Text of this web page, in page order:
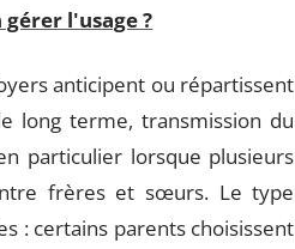
l'usage ?
anticipent ou répartissent
long terme, transmission du
particulier lorsque plusieurs
frères et sœurs. Le type
: certains parents choisissent